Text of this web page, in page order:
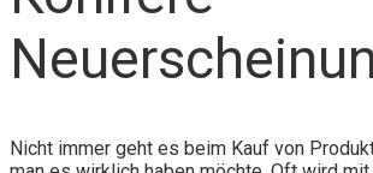
Nicht immer geht es beim Kauf von